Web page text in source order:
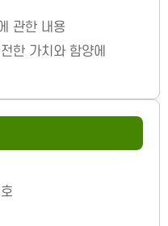
관한 내용
한 가치와 함양에